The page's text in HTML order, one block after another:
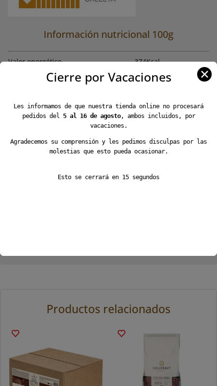
Información nutricional 100g
Valor energético
374Kcal
Proteínas (g)
19.7
Ingredientes del cacao en polvo Decor
Cacao
Datos ofrecidos por Barry:
Productos relacionados
Cierre por Vacaciones ✕
Les informamos de que nuestra tienda online no procesará
pedidos del 5 al 16 de agosto, ambos incluidos, por
vacaciones.
Agradecemos su comprensión y les pedimos disculpas por las
molestias que esto pueda ocasionar.
Esto se cerrará en 15 segundos